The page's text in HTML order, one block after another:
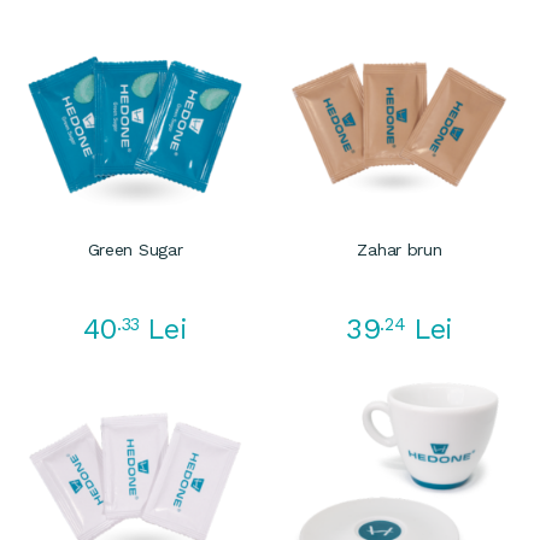
Brasil Yellow Bourbon si-a castigat aprecierea la nivel
mondial ca fiind o cafea excelenta, cu caracteristici de
cupa distinse. Este o cafea cu dulceata proeminenta si
complexitate delicata a notelor de gust regasite: cacao,
cunoscuta pentru echilibrul optim intre aciditate, corp
Bourbon este ideala pentru prepararea bauturilor
espresso.
Naturaletea matasoasa a acestor boabe de cafea
surprinde placut chiar si pe cei mai impatimiti
consumatori de cafea, cu gusturi distinse. Experienta
fiecarei cesti de cafea Brasil Yellow Bourbon atinge,
parca, sublimul prin senzatia de ciocolata cu lapte
care se imbina cu savoarea de coacaze si cirese, gust
Green Sugar
40.33 Lei
Zahar brun
39.24 Lei